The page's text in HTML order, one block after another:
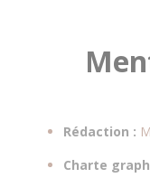
Rédaction :
Charte